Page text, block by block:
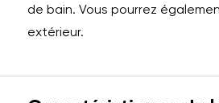
de bain. Vous pourrez
extérieur.